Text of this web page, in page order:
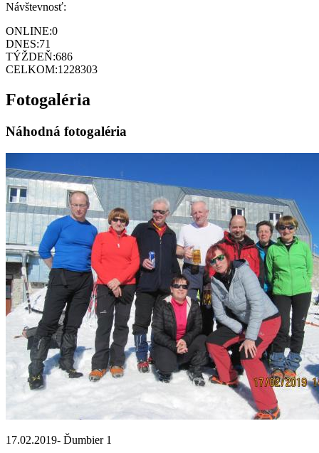
Návštevnosť:
ONLINE:0
DNES:71
TÝŽDEŇ:686
CELKOM:1228303
Fotogaléria
Náhodná fotogaléria
17.02.2019- Ďumbier 1